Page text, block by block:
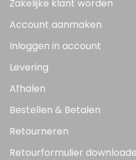
Zakelijke klant worden
Account aanmaken
Inloggen in account
Levering
Afhalen
Bestellen & Betalen
Retourneren
Retourformulier